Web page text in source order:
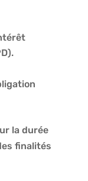
la durée
finalités